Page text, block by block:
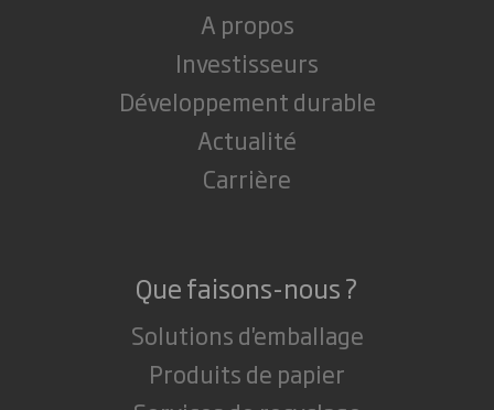
A propos
Investisseurs
Développement durable
Actualité
Carrière
Que faisons-nous ?
Solutions d'emballage
Produits de papier